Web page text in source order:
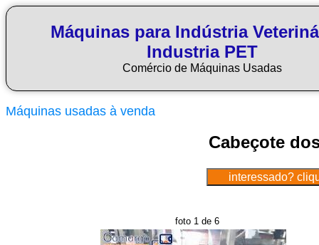
Máquinas para Indústria
Industria PET
Comércio de Máquinas Usadas
Máquinas usadas à venda
Cabeçote
foto 1 de 6